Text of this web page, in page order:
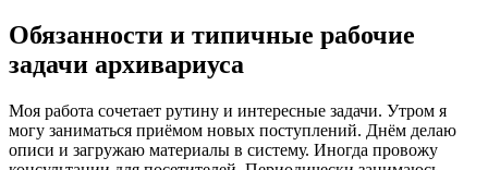
Обязанности и типичные рабочие
задачи архивариуса
Моя работа сочетает рутину и интересные задачи. Утром я
могу заниматься приёмом новых поступлений. Днём делаю
описи и загружаю материалы в систему. Иногда провожу